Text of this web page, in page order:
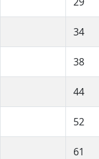
34
38
44
52
61